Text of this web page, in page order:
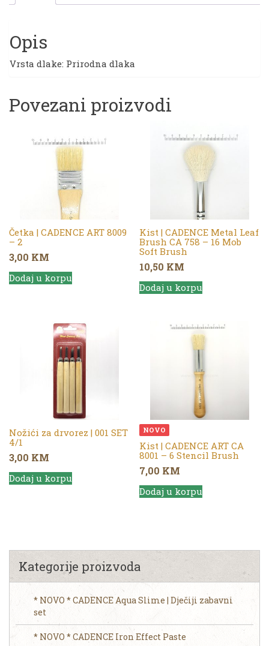
6
Opis
Vrsta dlake: Prirodna dlaka
Povezani proizvodi
Četka | CADENCE ART 8009
– 2
3,00 KM
Dodaj u korpu
Kist | CADENCE Metal Leaf
Brush CA 758 – 16 Mob
Soft Brush
10,50 KM
Dodaj u korpu
Nožići za drvorez | 001 SET
4/1
3,00 KM
Dodaj u korpu
NOVO
Kist | CADENCE ART CA
8001 – 6 Stencil Brush
7,00 KM
Dodaj u korpu
Kategorije proizvoda
* NOVO * CADENCE Aqua Slime | Dječiji zabavni
set
* NOVO * CADENCE Iron Effect Paste